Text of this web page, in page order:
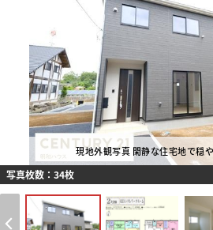
現地外観写真 閑静な住宅地で穏
写真枚数：34枚